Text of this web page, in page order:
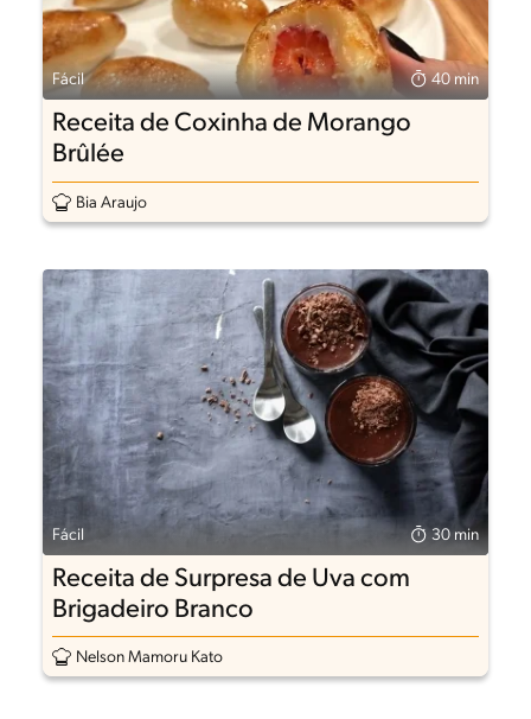
Fácil 40 min
Receita de Coxinha de Morango
Brûlée
Bia Araujo
Fácil 30 min
Receita de Surpresa de Uva com
Brigadeiro Branco
Nelson Mamoru Kato